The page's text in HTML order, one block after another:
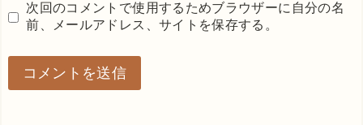
次回のコメントで使用するためブラウザーに自分の名
前、メールアドレス、サイトを保存する。